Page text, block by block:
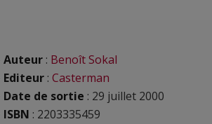
Auteur : Benoît Sokal
Editeur : Casterman
Date de sortie : 29 juillet 2000
ISBN : 2203335459